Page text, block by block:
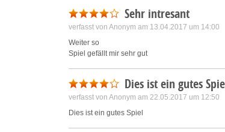
Sehr intresant
verfasst von Anonym am 13.04.2017 um 14:00
Weiter so
Spiel gefällt mir sehr gut
Dies ist ein gutes
verfasst von Anonym am 22.05.2017 um 12:50
Dies ist ein gutes Spiel